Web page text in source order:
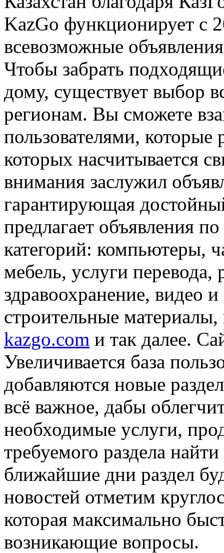
KazGo функционирует с
всевозможные
Чтобы забрать
дому, существует выбор
регионам. Вы сможете
пользователями, которые
которых насчитывается
внимания заслужил
гарантирующая
предлагает объявления
категорий: компьютеры,
мебель, услуги перевода,
здравоохранение, видео
строительные
kazgo.com и так далее.
Увеличивается база
добавляются новые
всё важное, дабы
необходимые услуги,
требуемого раздела
ближайшие дни раздел
новостей отметим
которая максимально
возникающие вопросы.